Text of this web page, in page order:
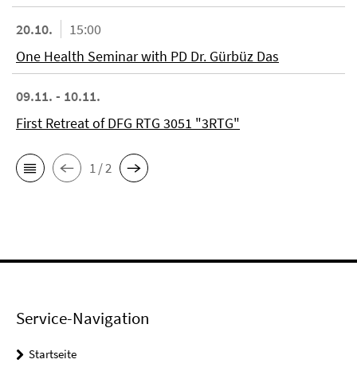
20.10.
15:00
One Health Seminar with PD Dr. Gürbüz Das
09.11. - 10.11.
First Retreat of DFG RTG 3051 "3RTG"
1 / 2
Service-Navigation
Startseite